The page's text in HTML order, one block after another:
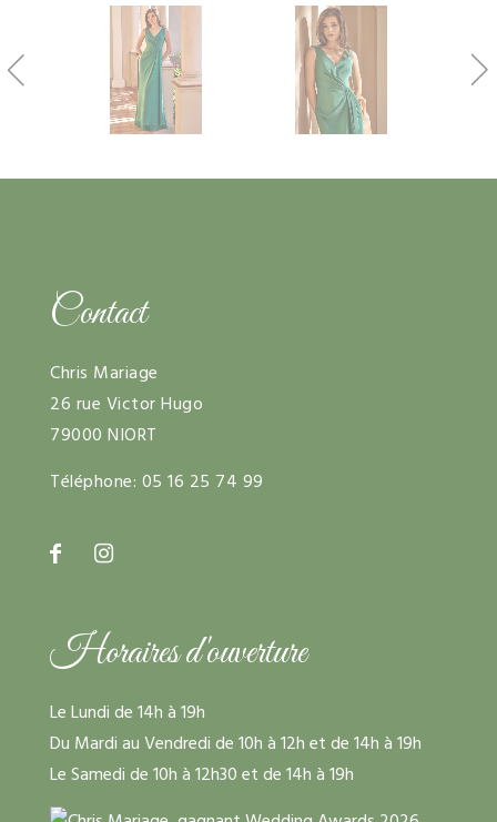
Contact
Chris Mariage
26 rue Victor Hugo
79000 NIORT
Téléphone: 05 16 25 74 99
Horaires d'ouverture
Le Lundi de 14h à 19h
Du Mardi au Vendredi de 10h à 12h et de 14h à 19h
Le Samedi de 10h à 12h30 et de 14h à 19h